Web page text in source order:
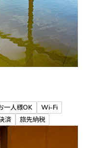
一人様OK
Wi-Fi
済 旅先納税